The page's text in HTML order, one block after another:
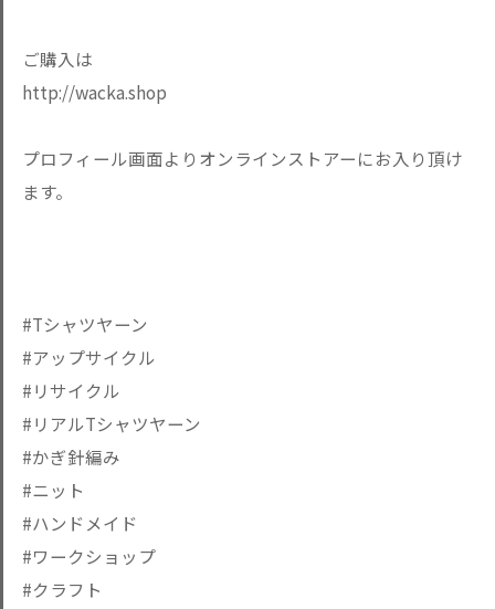
ご購入は
http://wacka.shop
プロフィール画面よりオンラインストアーにお入り頂け
ます。
#Tシャツヤーン
#アップサイクル
#リサイクル
#リアルTシャツヤーン
#かぎ針編み
#ニット
#ハンドメイド
#ワークショップ
#クラフト